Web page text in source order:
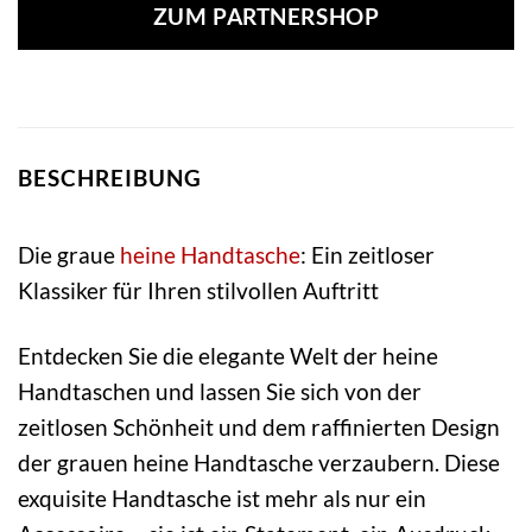
ZUM PARTNERSHOP
BESCHREIBUNG
Die graue heine Handtasche: Ein zeitloser
Klassiker für Ihren stilvollen Auftritt
Entdecken Sie die elegante Welt der heine
Handtaschen und lassen Sie sich von der
zeitlosen Schönheit und dem raffinierten Design
der grauen heine Handtasche verzaubern. Diese
exquisite Handtasche ist mehr als nur ein